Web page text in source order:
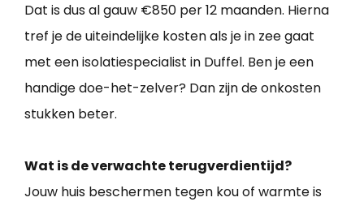
Dat is dus al gauw €850 per 12 maanden. Hierna
tref je de uiteindelijke kosten als je in zee gaat
met een isolatiespecialist in Duffel. Ben je een
handige doe-het-zelver? Dan zijn de onkosten
stukken beter.
Wat is de verwachte terugverdientijd?
Jouw huis beschermen tegen kou of warmte is